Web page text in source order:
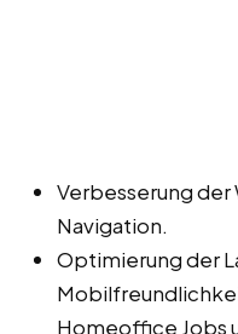
Verbesserung
Navigation.
Optimierung der
Homeoffice Jobs